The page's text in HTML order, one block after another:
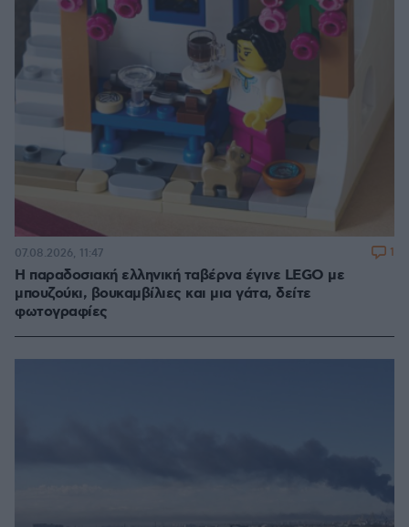
Η παραδοσιακή ελληνική ταβέρνα έγινε LEGO με
μπουζούκι, βουκαμβίλιες και μια γάτα, δείτε
φωτογραφίες
07.08.2026, 11:47 1